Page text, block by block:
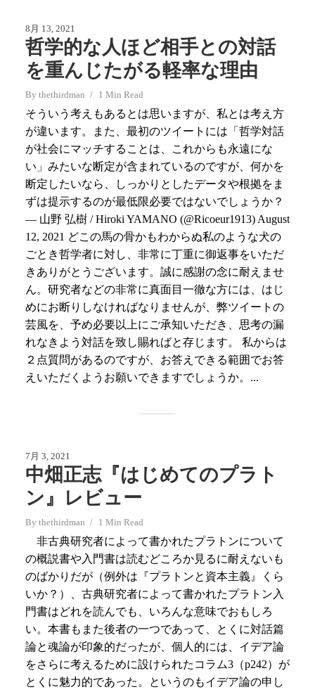
8月 13, 2021
哲学的な人ほど相手との対話
を重んじたがる軽率な理由
By thethirdman 1 Min Read
そういう考えもあるとは思いますが、私とは考え方
が違います。また、最初のツイートには「哲学対話
が社会にマッチすることは、これからも永遠にな
い」みたいな断定が含まれているのですが、何かを
断定したいなら、しっかりとしたデータや根拠をま
ずは提示するのが最低限必要ではないでしょうか？
— 山野 弘樹 / Hiroki YAMANO (@Ricoeur1913) August
12, 2021 どこの馬の骨かもわからぬ私のような犬の
ごとき哲学者に対し、非常に丁重に御返事をいただ
きありがとうございます。誠に感謝の念に耐えませ
ん。研究者などの非常に真面目一徹な方には、はじ
めにお断りしなければなりませんが、弊ツイートの
芸風を、予め必要以上にご承知いただき、思考の漏
れなきよう対話を致し賜ればと存じます。 私からは
２点質問があるのですが、お答えできる範囲でお答
えいただくようお願いできますでしょうか。...
7月 3, 2021
中畑正志『はじめてのプラト
ン』レビュー
By thethirdman 1 Min Read
非古典研究者によって書かれたプラトンについて
の概説書や入門書は読むどころか見るに耐えないも
のばかりだが（例外は『プラトンと資本主義』くら
いか？）、古典研究者によって書かれたプラトン入
門書はどれを読んでも、いろんな意味でおもしろ
い。本書もまた後者の一つであって、とくに対話篇
論と魂論が印象的だったが、個人的には、イデア論
をさらに考えるために設けられたコラム3（p242）が
とくに魅力的であった。というのもイデア論の申し